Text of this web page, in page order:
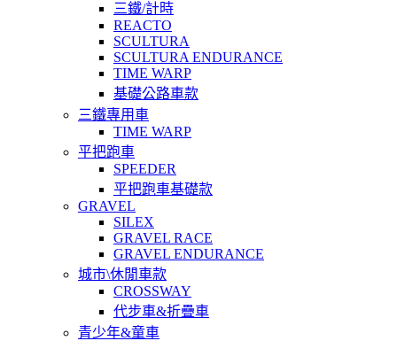
三鐵/計時
REACTO
SCULTURA
SCULTURA ENDURANCE
TIME WARP
基礎公路車款
三鐵專用車
TIME WARP
平把跑車
SPEEDER
平把跑車基礎款
GRAVEL
SILEX
GRAVEL RACE
GRAVEL ENDURANCE
城市\休閒車款
CROSSWAY
代步車&折疊車
青少年&童車